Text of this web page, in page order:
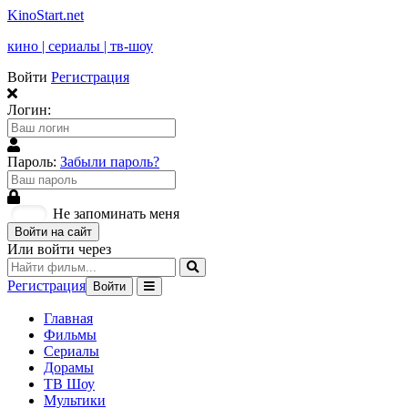
KinoStart.net
кино | сериалы | тв-шоу
Войти Регистрация
Логин:
Пароль: Забыли пароль?
Не запоминать меня
Войти на сайт
Или войти через
Регистрация Войти
Главная
Фильмы
Сериалы
Дорамы
ТВ Шоу
Мультики